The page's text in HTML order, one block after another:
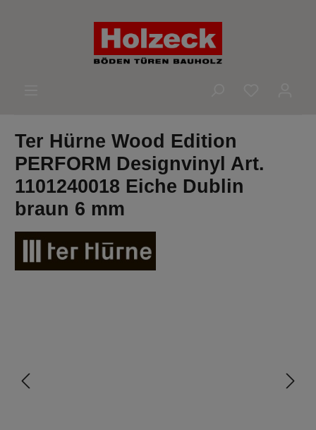
Ter Hürne Wood Edition
PERFORM Designvinyl Art.
1101240018 Eiche Dublin
braun 6 mm